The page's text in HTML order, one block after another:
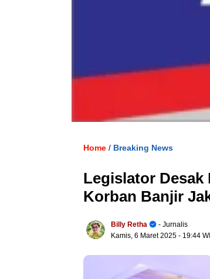
Home / Breaking News
Legislator Desak
Korban Banjir
Billy Retha
- Jurnalis
Kamis, 6 Maret 2025 - 19:44